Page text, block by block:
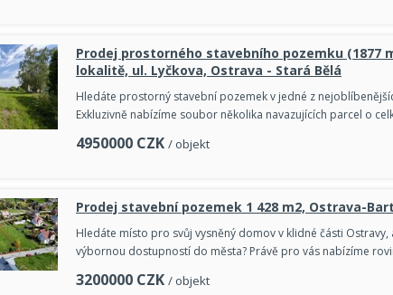
Prodej prostorného stavebního pozemku (1877
lokalitě, ul. Lyčkova, Ostrava - Stará Bělá
Hledáte prostorný stavební pozemek v jedné z
Exkluzivně nabízíme soubor několika navazujících parcel o
4950000 CZK / objekt
Prodej stavební pozemek 1 428 m2, Ostrava-
Hledáte místo pro svůj vysněný domov v klidné části Ostravy,
výbornou dostupností do města? Právě pro vás nabízíme
3200000 CZK / objekt